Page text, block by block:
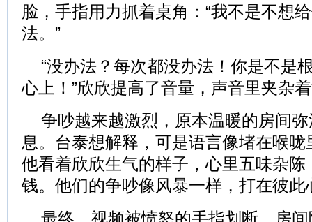
脸，手指用力抓着桌角：“我不是不
法。”
“没办法？每次都没办法！你是不是
心上！”欣欣提高了音量，声音里夹杂
争吵越来越激烈，原本温暖的房间
息。台泰想解释，可是语言像堵在喉
他看着欣欣生气的样子，心里五味杂
钱。他们的争吵像风暴一样，打在彼
最终，视频被愤怒的手指划断，房